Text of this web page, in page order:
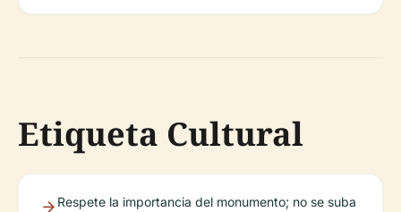
Etiqueta Cultural
Respete la importancia del monumento; no se suba